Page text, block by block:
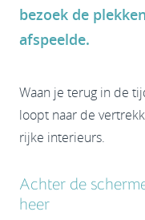
bezoek de
afspeelde.
Waan je terug in de
loopt naar de
rijke interieurs.
Achter de
heer